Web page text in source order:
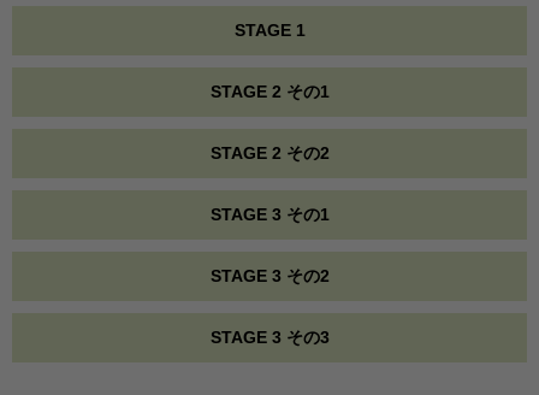
STAGE 1
STAGE 2 その1
STAGE 2 その2
STAGE 3 その1
STAGE 3 その2
STAGE 3 その3